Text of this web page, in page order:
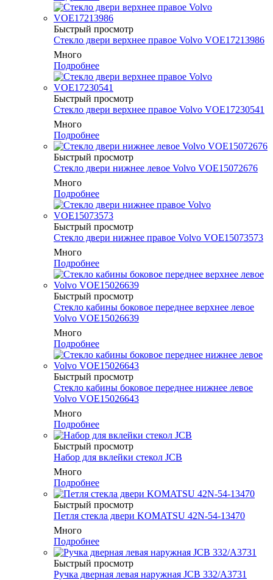
Быстрый просмотр
Cтекло двери верхнее правое Volvo VOE17213986
Много
Подробнее
Быстрый просмотр
Cтекло двери верхнее правое Volvo VOE17230541
Много
Подробнее
Быстрый просмотр
Cтекло двери нижнее левое Volvo VOE15072676
Много
Подробнее
Быстрый просмотр
Cтекло двери нижнее правое Volvo VOE15073573
Много
Подробнее
Быстрый просмотр
Cтекло кабины боковое переднее верхнее левое
Volvo VOE15026639
Много
Подробнее
Быстрый просмотр
Cтекло кабины боковое переднее нижнее левое
Volvo VOE15026643
Много
Подробнее
Быстрый просмотр
Набор для вклейки стекол JCB
Много
Подробнее
Быстрый просмотр
Петля стекла двери KOMATSU 42N-54-13470
Много
Подробнее
Быстрый просмотр
Ручка дверная левая наружная JCB 332/A3731